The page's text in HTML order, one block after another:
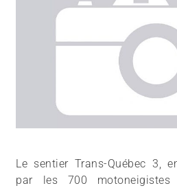
Le sentier Trans-Québec 3,
par les 700 motoneigistes